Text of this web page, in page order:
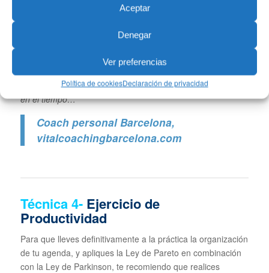
Aceptar
Denegar
Ver preferencias
Política de cookiesDeclaración de privacidad
«No importa lo que te pase importa
Te espero para gestionar con éxito cualquier dificultad o
reto que la vida ponga en tu camino, para resolverlo y
avanzar de una forma muy resolutiva, sólida y consistente
en el tiempo…
Coach personal Barcelona,
vitalcoachingbarcelona.com
Técnica4-Ejercicio de
Productividad
Para que lleves definitivamente a la práctica la organización
de tu agenda, y apliques la Ley de Pareto en combinación
con la Ley de Parkinson, te recomiendo que realices